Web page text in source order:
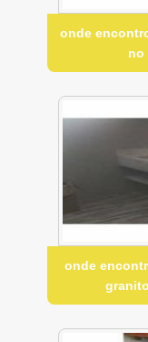
onde
no
onde